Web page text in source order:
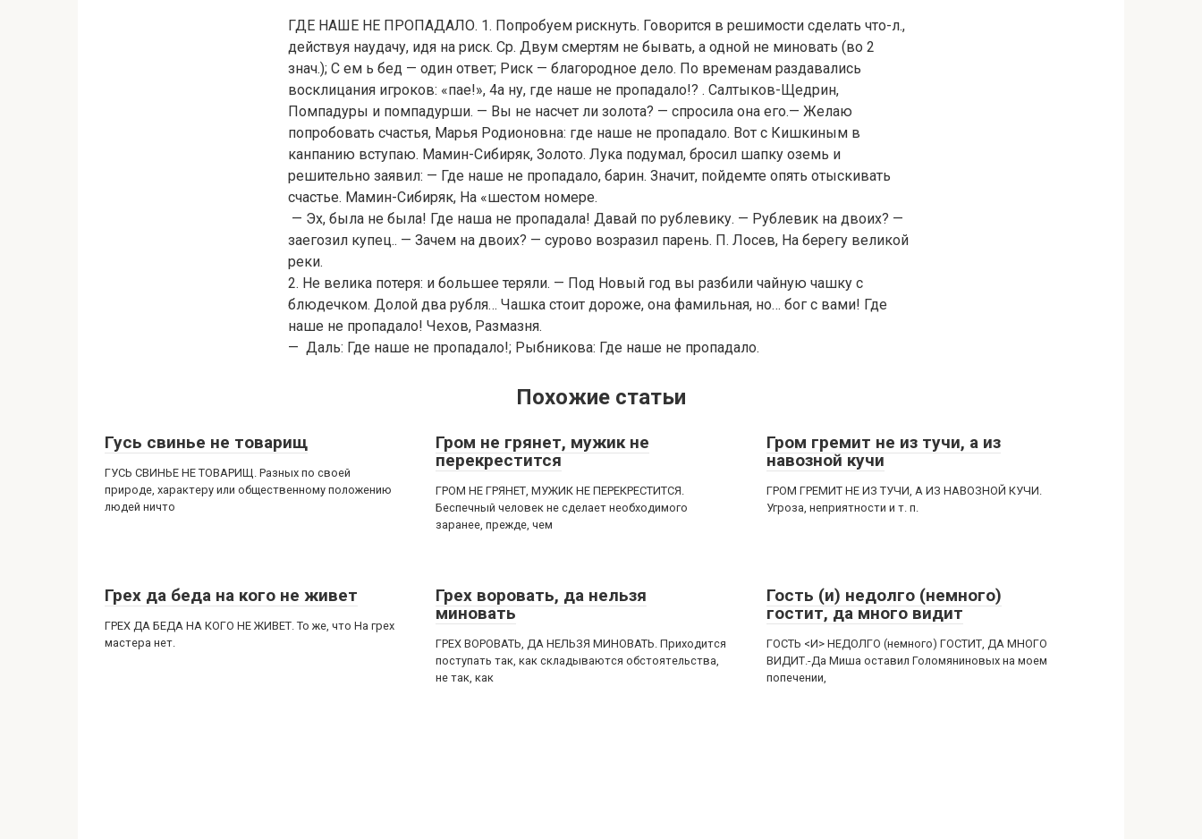
ГДЕ НАШЕ НЕ ПРОПАДАЛО. 1. Попробуем рискнуть. Говорится в решимости сделать что-л.,
действуя наудачу, идя на риск. Ср. Двум смертям не бывать, а одной не миновать (во 2
знач.); С ем ь бед — один ответ; Риск — благородное дело. По временам раздавались
восклицания игроков: «пае!», 4а ну, где наше не пропадало!? . Салтыков-Щедрин,
Помпадуры и помпадурши. — Вы не насчет ли золота? — спросила она его.— Желаю
попробовать счастья, Марья Родионовна: где наше не пропадало. Вот с Кишкиным в
канпанию вступаю. Мамин-Сибиряк, Золото. Лука подумал, бросил шапку оземь и
решительно заявил: — Где наше не пропадало, барин. Значит, пойдемте опять отыскивать
счастье. Мамин-Сибиряк, На «шестом номере.
— Эх, была не была! Где наша не пропадала! Давай по рублевику. — Рублевик на двоих? —
заегозил купец.. — Зачем на двоих? — сурово возразил парень. П. Лосев, На берегу великой
реки.
2. Не велика потеря: и большее теряли. — Под Новый год вы разбили чайную чашку с
блюдечком. Долой два рубля… Чашка стоит дороже, она фамильная, но… бог с вами! Где
наше не пропадало! Чехов, Размазня.
— Даль: Где наше не пропадало!; Рыбникова: Где наше не пропадало.
Похожие статьи
Гусь свинье не товарищ
ГУСЬ СВИНЬЕ НЕ ТОВАРИЩ. Разных по своей
природе, характеру или общественному положению
людей ничто
Гром не грянет, мужик не
перекрестится
ГРОМ НЕ ГРЯНЕТ, МУЖИК НЕ ПЕРЕКРЕСТИТСЯ.
Беспечный человек не сделает необходимого
заранее, прежде, чем
Гром гремит не из тучи, а из
навозной кучи
ГРОМ ГРЕМИТ НЕ ИЗ ТУЧИ, А ИЗ НАВОЗНОЙ КУЧИ.
Угроза, неприятности и т. п.
Грех да беда на кого не живет
ГРЕХ ДА БЕДА НА КОГО НЕ ЖИВЕТ. То же, что На грех
мастера нет.
Грех воровать, да нельзя
миновать
ГРЕХ ВОРОВАТЬ, ДА НЕЛЬЗЯ МИНОВАТЬ. Приходится
поступать так, как складываются обстоятельства,
не так, как
Гость (и) недолго (немного)
гостит, да много видит
ГОСТЬ <И> НЕДОЛГО (немного) ГОСТИТ, ДА МНОГО
ВИДИТ.-Да Миша оставил Голомяниновых на моем
попечении,